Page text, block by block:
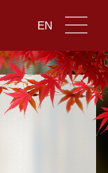
EN